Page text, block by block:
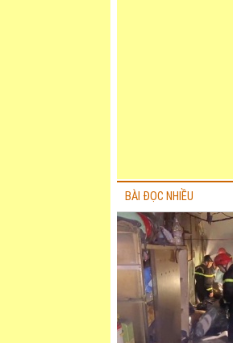
BÀI ĐỌC NHIỀU